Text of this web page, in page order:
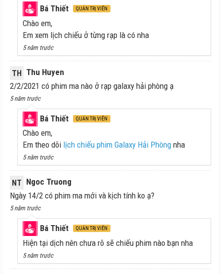
Bá Thiết QUẢN TRỊ VIÊN
Chào em,
Em xem lịch chiếu ở từng rạp là có nha
5 năm trước
TH Thu Huyen
2/2/2021 có phim ma nào ở rạp galaxy hải phòng ạ
5 năm trước
Bá Thiết QUẢN TRỊ VIÊN
Chào em,
Em theo dõi lịch chiếu phim Galaxy Hải Phòng nha
5 năm trước
NT Ngoc Truong
Ngày 14/2 có phim ma mới và kịch tính ko ạ?
5 năm trước
Bá Thiết QUẢN TRỊ VIÊN
Hiện tại dịch nên chưa rõ sẽ chiếu phim nào bạn nha
5 năm trước